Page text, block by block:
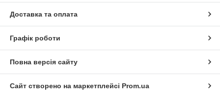
Доставка та оплата
Графік роботи
Повна версія сайту
Сайт створено на маркетплейсі Prom.ua